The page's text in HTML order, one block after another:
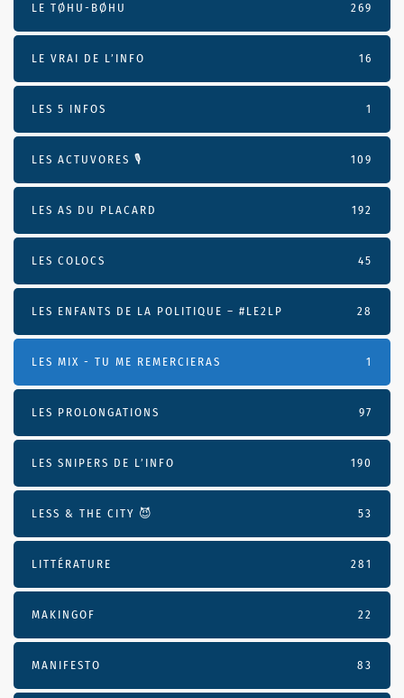
LE TØHU-BØHU 269
LE VRAI DE L’INFO 16
LES 5 INFOS 1
LES ACTUVORES 🎙 109
LES AS DU PLACARD 192
LES COLOCS 45
LES ENFANTS DE LA POLITIQUE – #LE2LP 28
LES MIX - TU ME REMERCIERAS 1
LES PROLONGATIONS 97
LES SNIPERS DE L’INFO 190
LESS & THE CITY 😈 53
LITTÉRATURE 281
MAKINGOF 22
MANIFESTO 83